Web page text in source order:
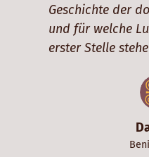
Geschichte der
und für welche
erster Stelle